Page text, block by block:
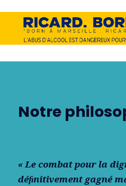
Notre
« Le combat pour la
déﬁnitivement gagné